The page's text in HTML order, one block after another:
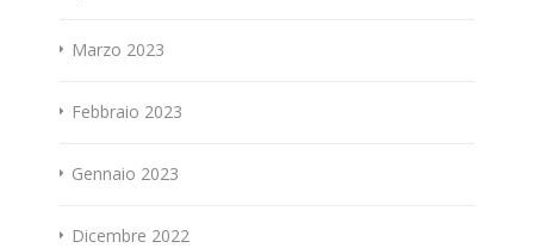
Marzo 2023
Febbraio 2023
Gennaio 2023
Dicembre 2022